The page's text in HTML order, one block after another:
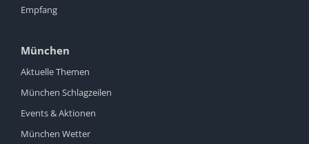
Empfang
München
Aktuelle Themen
München Schlagzeilen
Events & Aktionen
München Wetter